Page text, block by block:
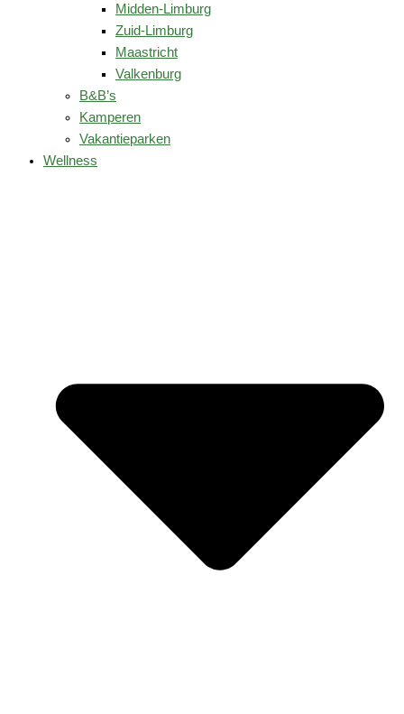
Midden-Limburg
Zuid-Limburg
Maastricht
Valkenburg
B&B’s
Kamperen
Vakantieparken
Wellness